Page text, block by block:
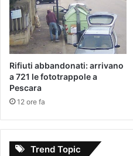
Rifiuti abbandonati: arrivano
a 721 le fototrappole a
Pescara
12 ore fa
Trend Topic